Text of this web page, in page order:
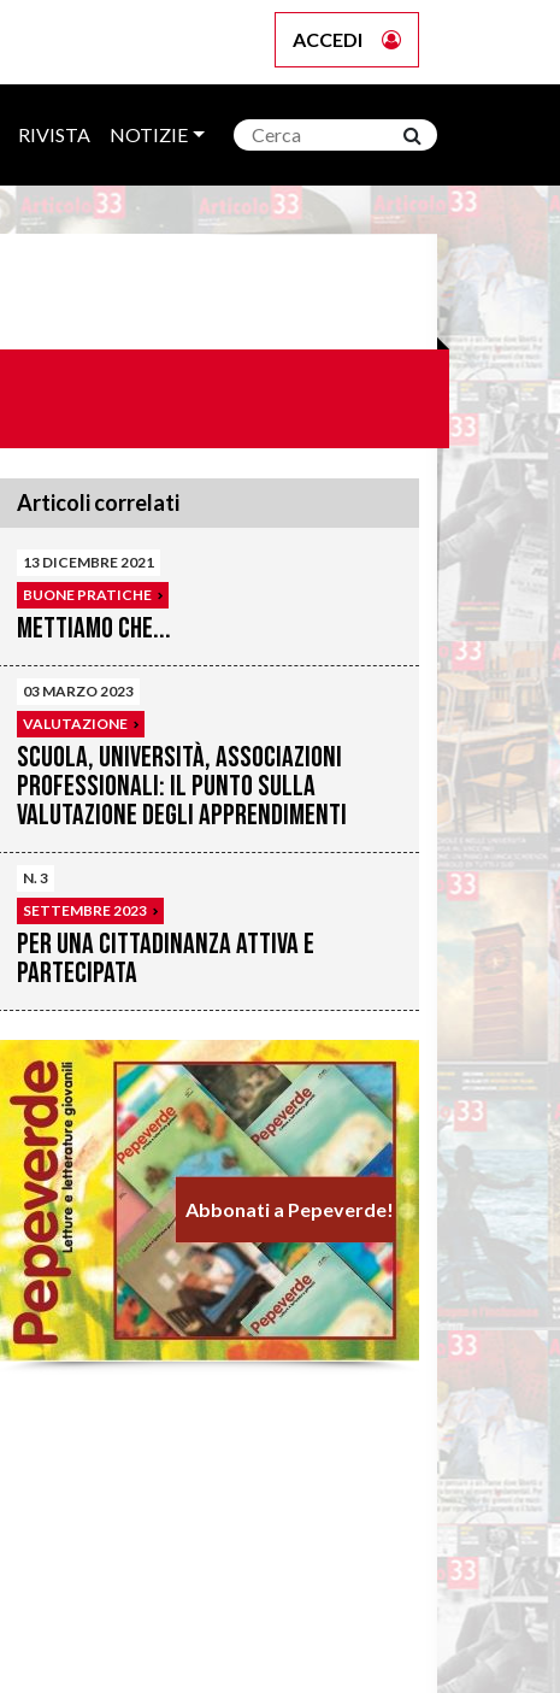
ACCEDI
RIVISTA NOTIZIE
Articoli correlati
13 DICEMBRE 2021
BUONE PRATICHE
Mettiamo che...
03 MARZO 2023
VALUTAZIONE
Scuola, Università, Associazioni
professionali: il punto sulla
valutazione degli apprendimenti
N. 3
SETTEMBRE 2023
Per una cittadinanza attiva e
partecipata
Abbonati a Pepeverde!